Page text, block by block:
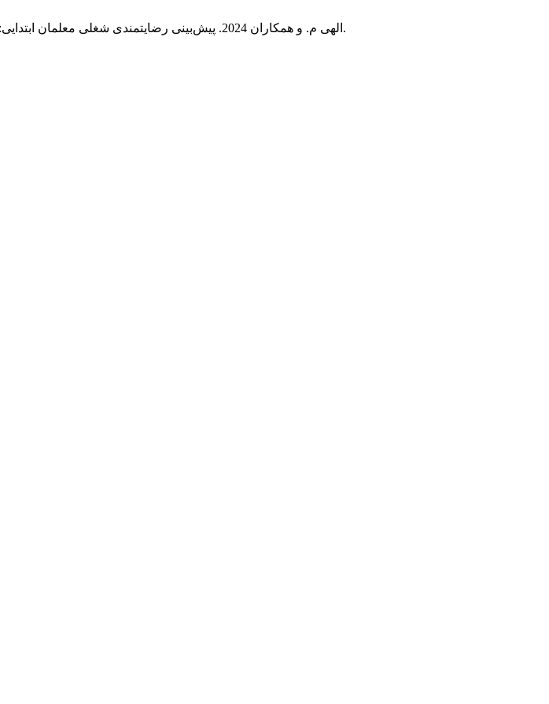
الهی م. و همکاران 2024. پیش‌بینی رضایتمندی شغلی معلمان ابتدایی: نقش جو مدرسه و رهبری اخلاقی .